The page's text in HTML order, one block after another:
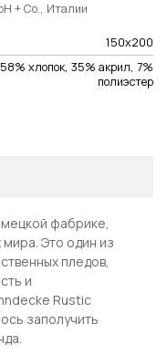
+ Co., Италии
150х200
58% хлопок, 35% акрил, 7%
полиэстер
фабрике,
мира. Это один из
пледов,
и
Rustic
заполучить